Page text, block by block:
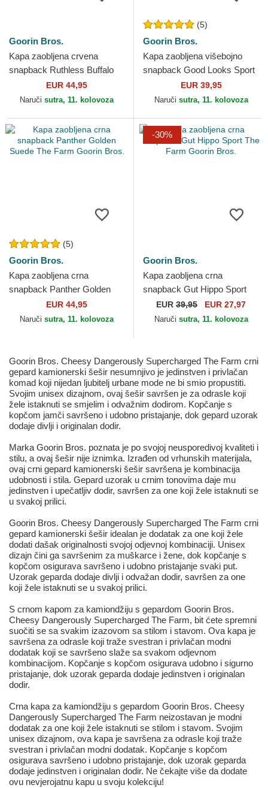
Goorin Bros.
Kapa zaobljena crvena
snapback Ruthless Buffalo
Suede The Farm Goorin
Bros.
EUR 44,95
Naruči sutra, 11. kolovoza
(5)
Goorin Bros.
Kapa zaobljena višebojno
snapback Good Looks Sport
The Farm Goorin Bros.
EUR 39,95
Naruči sutra, 11. kolovoza
(5)
Goorin Bros.
Kapa zaobljena crna
snapback Panther Golden
Suede The Farm Goorin
Bros.
EUR 44,95
Naruči sutra, 11. kolovoza
-30%
Goorin Bros.
Kapa zaobljena crna
snapback Gut Hippo Sport
The Farm Goorin Bros.
EUR 39,95 EUR 27,97
Naruči sutra, 11. kolovoza
Goorin Bros. Cheesy Dangerously Supercharged The Farm crni
gepard kamionerski šešir nesumnjivo je jedinstven i privlačan
komad koji nijedan ljubitelj urbane mode ne bi smio propustiti.
Svojim unisex dizajnom, ovaj šešir savršen je za odrasle koji
žele istaknuti se smjelim i odvažnim dodirom. Kopčanje s
kopčom jamči savršeno i udobno pristajanje, dok gepard uzorak
dodaje divlji i originalan dodir.
Marka Goorin Bros. poznata je po svojoj neusporedivoj kvaliteti i
stilu, a ovaj šešir nije iznimka. Izrađen od vrhunskih materijala,
ovaj crni gepard kamionerski šešir savršena je kombinacija
udobnosti i stila. Gepard uzorak u crnim tonovima daje mu
jedinstven i upečatljiv dodir, savršen za one koji žele istaknuti se
u svakoj prilici.
Goorin Bros. Cheesy Dangerously Supercharged The Farm crni
gepard kamionerski šešir idealan je dodatak za one koji žele
dodati dašak originalnosti svojoj odjevnoj kombinaciji. Unisex
dizajn čini ga savršenim za muškarce i žene, dok kopčanje s
kopčom osigurava savršeno i udobno pristajanje svaki put.
Uzorak geparda dodaje divlji i odvažan dodir, savršen za one
koji žele istaknuti se u svakoj prilici.
S crnom kapom za kamiondžiju s gepardom Goorin Bros.
Cheesy Dangerously Supercharged The Farm, bit ćete spremni
suočiti se sa svakim izazovom sa stilom i stavom. Ova kapa je
savršena za odrasle koji traže svestran i privlačan modni
dodatak koji se savršeno slaže sa svakom odjevnom
kombinacijom. Kopčanje s kopčom osigurava udobno i sigurno
pristajanje, dok uzorak geparda dodaje jedinstven i originalan
dodir.
Crna kapa za kamiondžiju s gepardom Goorin Bros. Cheesy
Dangerously Supercharged The Farm neizostavan je modni
dodatak za one koji žele istaknuti se stilom i stavom. Svojim
unisex dizajnom, ova kapa je savršena za odrasle koji traže
svestran i privlačan modni dodatak. Kopčanje s kopčom
osigurava savršeno i udobno pristajanje, dok uzorak geparda
dodaje jedinstven i originalan dodir. Ne čekajte više da dodate
ovu nevjerojatnu kapu u svoju kolekciju!